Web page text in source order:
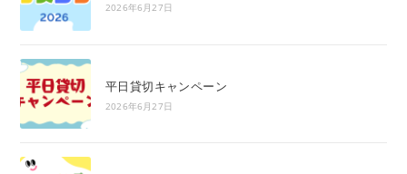
2026年6月27日
平日貸切キャンペーン
2026年6月27日